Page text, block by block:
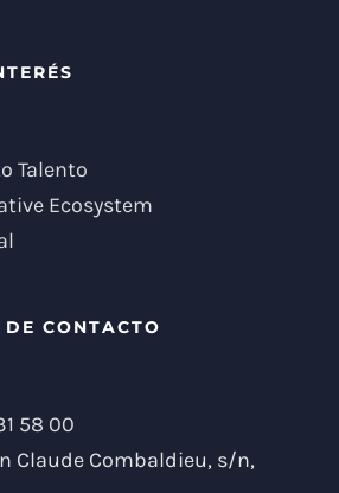
Talento
Ecosystem
CONTACTO
58 00
Claude Combaldieu, s/n,